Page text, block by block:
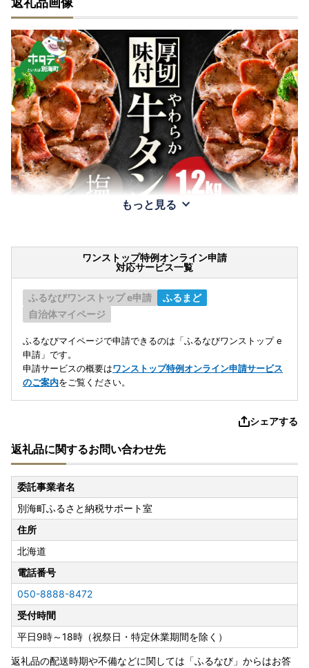
もっと見る
ワンストップ特例オンライン申請
対応サービス一覧
ふるなびワンストップ e申請
ふるまど
自治体マイページ
ふるなびマイページで申請できるのは「ふるなびワンストップ e
申請」です。
申請サービスの概要はワンストップ特例オンライン申請サービス
のご案内をご覧ください。
シェアする
返礼品に関するお問い合わせ先
委託事業者名
別海町ふるさと納税サポート室
住所
北海道
電話番号
050-8888-8472
受付時間
平日9時～18時（祝祭日・特定休業期間を除く）
返礼品の配送時期や不備などに関しては「ふるなび」からはお答